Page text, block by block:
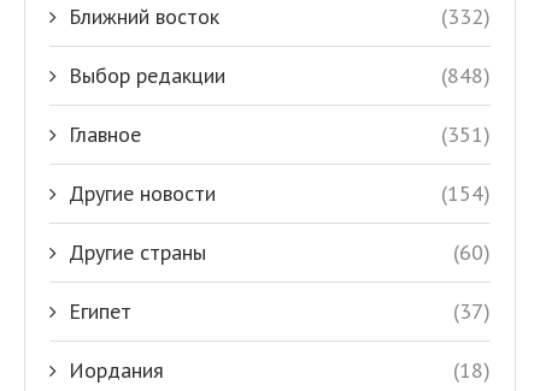
Ближний восток (332)
Выбор редакции (848)
Главное (351)
Другие новости (154)
Другие страны (60)
Египет (37)
Иордания (18)